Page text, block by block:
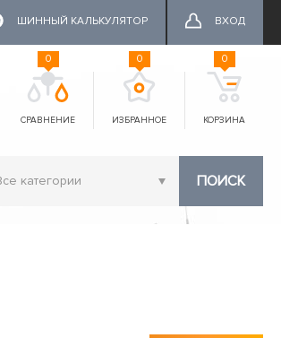
ШИННЫЙ КАЛЬКУЛЯТОР ВХОД
СРАВНЕНИЕ
0
ИЗБРАННОЕ
0
КОРЗИНА
0
ПОИСК